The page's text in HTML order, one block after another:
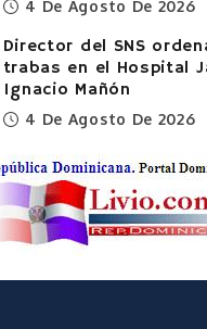
4 De Agosto De 2026
Director del SNS
trabas en el Hospital
Ignacio Mañón
4 De Agosto De 2026